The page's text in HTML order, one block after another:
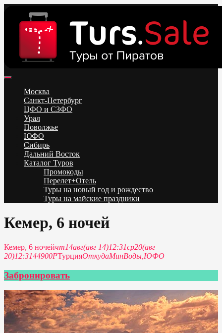
content
Низкие цены на путевки 3-7-10 ночей все включено, отдых на
море. Распродажа экскурсионных и горнолыжных туров.
Обновление каждый день. Официальный сайт Тур Сейл
Москва
Санкт-Петербург
ЦФО и СЗФО
Урал
Поволжье
ЮФО
Сибирь
Дальний Восток
Каталог Туров
Промокоды
Перелет+Отель
Туры на новый год и рождество
Туры на майские праздники
Кемер, 6 ночей
Кемер, 6 ночейчт14авг(авг 14)12:31ср20(авг
20)12:3144900PТурцияОткудаМинВоды, ЮФО
Забронировать